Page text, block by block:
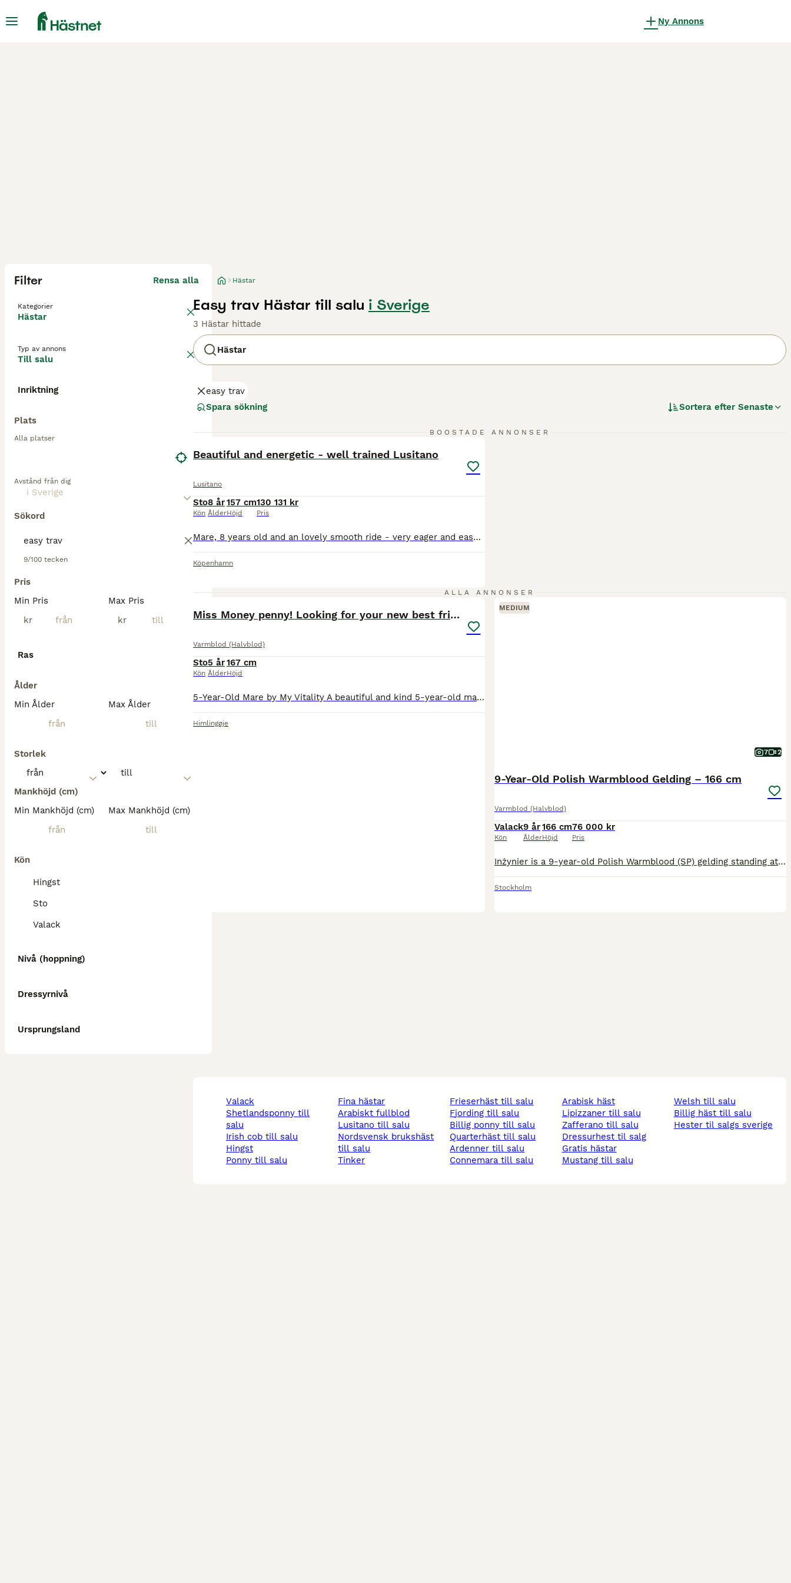
Ny Annons
Filter Rensa alla
Kategorier
Hästar
Typ av annons
Till salu
Inriktning
Plats
Alla platser
Avstånd från dig
Sökord
9/100 tecken
Pris
Min Pris
kr
Max Pris
kr
Ras
Ålder
Min Ålder
Max Ålder
Storlek
Mankhöjd (cm)
Min Mankhöjd (cm)
Max Mankhöjd (cm)
Kön
Hingst
Sto
Valack
Nivå (hoppning)
Dressyrnivå
Ursprungsland
Hästar
Easy trav Hästar till salu i Sverige
3 Hästar hittade
Hästar
easy trav
Spara sökning
Sortera efter Senaste
BOOSTADE ANNONSER
Beautiful and energetic - well trained Lusitano
Lusitano
Sto
Kön
8 år
Ålder
157 cm
Höjd
130 131 kr
Pris
Mare, 8 years old and an lovely smooth ride - very eager and easy to teach new things. Price is 90.000 in DKK and 130.131 in SEK She is now in a private stable with her trainer in Denmark, Fredensborg. Her basic education is all complete. She is used to horse transporters and a very good girl with the farrier and also trained in lines. Her height is 157cm. Works lovel
Köpenhamn
ALLA ANNONSER
Miss Money penny! Looking for your new best friend
Varmblod (Halvblod)
Sto
Kön
5 år
Ålder
167 cm
Höjd
5-Year-Old Mare by My Vitality A beautiful and kind 5-year-old mare by My Vitality with a lovely temperament and an easy-going attitude. She is sweet in every way and a pleasure to handle both in an
Himlingøje
MEDIUM
7 2
9-Year-Old Polish Warmblood Gelding – 166 cm
Varmblod (Halvblod)
Valack
Kön
9 år
Ålder
166 cm
Höjd
76 000 kr
Pris
Inżynier is a 9-year-old Polish Warmblood (SP) gelding standing at 166 cm. He is a well-built, comfortable horse with a kind temperament. This gentle gelding is well-schooled in the basics (walk, trot
Stockholm
valack
shetlandsponny till
salu
irish cob till salu
hingst
ponny till salu
fina hästar
arabiskt fullblod
lusitano till salu
nordsvensk brukshäst
till salu
tinker
frieserhäst till salu
fjording till salu
billig ponny till salu
quarterhäst till salu
ardenner till salu
connemara till salu
arabisk häst
lipizzaner till salu
zafferano till salu
dressurhest til salg
gratis hästar
mustang till salu
welsh till salu
billig häst till salu
hester til salgs sverige